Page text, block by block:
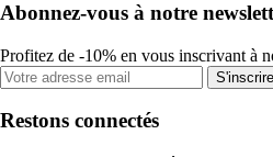
Abonnez-vous à notre
Profitez de -10% en vous inscrivant à
S'inscrire
Restons connectés